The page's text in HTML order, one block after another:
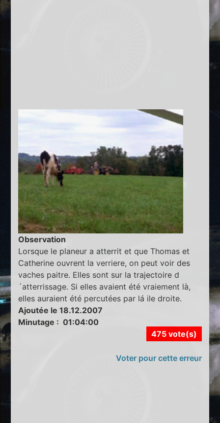
Observation
Lorsque le planeur a atterrit et que Thomas et
Catherine ouvrent la verriere, on peut voir des
vaches paitre. Elles sont sur la trajectoire d
´atterrissage. Si elles avaient été vraiement là,
elles auraient été percutées par lá ile droite.
Ajoutée le 18.12.2007
Minutage : 01:04:00
475 vote(s)
Voter pour cette erreur